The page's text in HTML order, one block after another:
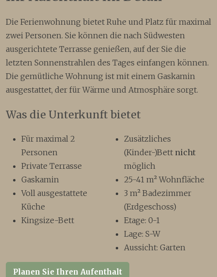
Die Ferienwohnung bietet Ruhe und Platz für maximal
zwei Personen. Sie können die nach Südwesten
ausgerichtete Terrasse genießen, auf der Sie die
letzten Sonnenstrahlen des Tages einfangen können.
Die gemütliche Wohnung ist mit einem Gaskamin
ausgestattet, der für Wärme und Atmosphäre sorgt.
Was die Unterkunft bietet
Für maximal 2
Personen
Private Terrasse
Gaskamin
Voll ausgestattete
Küche
Kingsize-Bett
Zusätzliches
(Kinder-)Bett nicht
möglich
25-41 m² Wohnfläche
3 m² Badezimmer
(Erdgeschoss)
Etage: 0-1
Lage: S-W
Aussicht: Garten
Planen Sie Ihren Aufenthalt